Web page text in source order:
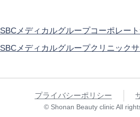
SBCメディカルグループコーポレート
SBCメディカルグループクリニックサ
プライバシーポリシー
© Shonan Beauty clinic All